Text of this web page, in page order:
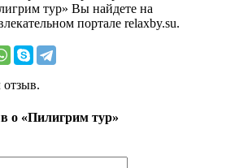
тур» Вы найдете на
портале relaxby.su.
о «Пилигрим тур»